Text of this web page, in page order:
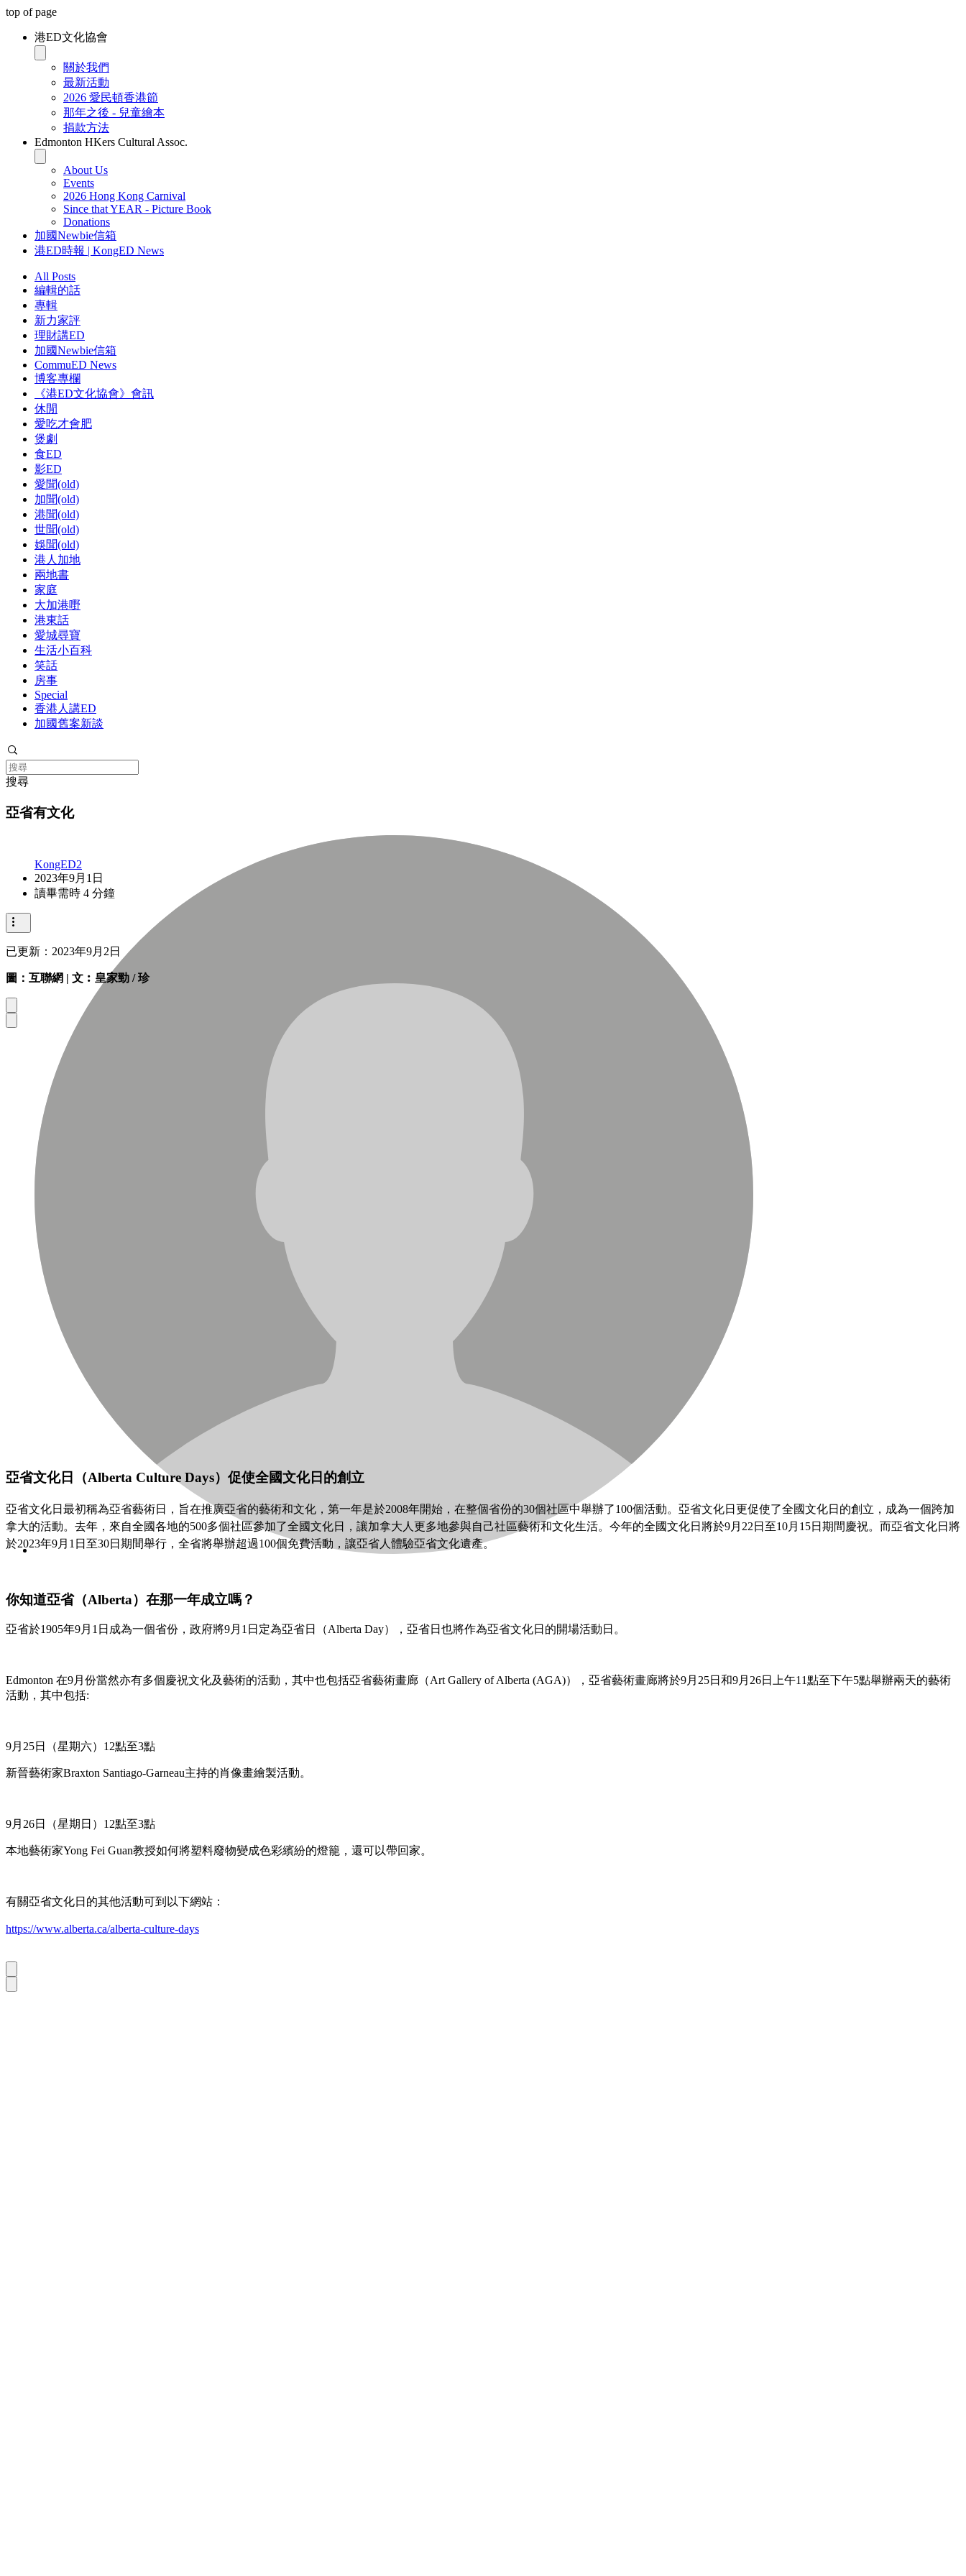
top of page
港ED文化協會
關於我們
最新活動
2026 愛民頓香港節
那年之後 - 兒童繪本
捐款方法
Edmonton HKers Cultural Assoc.
About Us
Events
2026 Hong Kong Carnival
Since that YEAR - Picture Book
Donations
加國Newbie信箱
港ED時報 | KongED News
All Posts
編輯的話
專輯
新力家評
理財講ED
加國Newbie信箱
CommuED News
博客專欄
《港ED文化協會》會訊
休閒
愛吃才會肥
煲劇
食ED
影ED
愛聞(old)
加聞(old)
港聞(old)
世聞(old)
娛聞(old)
港人加地
兩地書
家庭
大加港嘢
港東話
愛城尋寶
生活小百科
笑話
房事
Special
香港人講ED
加國舊案新談
搜尋
亞省有文化
KongED2
2023年9月1日
讀畢需時 4 分鐘
已更新： 2023年9月2日
圖：互聯網 | 文︰皇家勁 / 珍
亞省文化日（Alberta Culture Days）促使全國文化日的創立
亞省文化日最初稱為亞省藝術日，旨在推廣亞省的藝術和文化，第一年是於2008年開始，在整個省份的30個社區中舉辦了100個活動。亞省文化日更促使了全國文化日的創立，成為一個跨加
拿大的活動。去年，來自全國各地的500多個社區參加了全國文化日，讓加拿大人更多地參與自己社區藝術和文化生活。今年的全國文化日將於9月22日至10月15日期間慶祝。而亞省文化日將
於2023年9月1日至30日期間舉行，全省將舉辦超過100個免費活動，讓亞省人體驗亞省文化遺產。
你知道亞省（Alberta）在那一年成立嗎？
亞省於1905年9月1日成為一個省份，政府將9月1日定為亞省日（Alberta Day），亞省日也將作為亞省文化日的開場活動日。
Edmonton 在9月份當然亦有多個慶祝文化及藝術的活動，其中也包括亞省藝術畫廊（Art Gallery of Alberta (AGA)），亞省藝術畫廊將於9月25日和9月26日上午11點至下午5點舉辦兩天的藝術
活動，其中包括:
9月25日（星期六）12點至3點
新晉藝術家Braxton Santiago-Garneau主持的肖像畫繪製活動。
9月26日（星期日）12點至3點
本地藝術家Yong Fei Guan教授如何將塑料廢物變成色彩繽紛的燈籠，還可以帶回家。
有關亞省文化日的其他活動可到以下網站：
https://www.alberta.ca/alberta-culture-days